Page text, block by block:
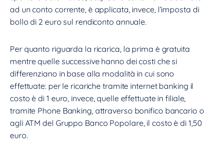
ad un conto corrente, è applicata, invece, l’imposta di
bollo di 2 euro sul rendiconto annuale.
Per quanto riguarda la ricarica, la prima è gratuita
mentre quelle successive hanno dei costi che si
differenziano in base alla modalità in cui sono
effettuate: per le ricariche tramite internet banking il
costo è di 1 euro, invece, quelle effettuate in filiale,
tramite Phone Banking, attraverso bonifico bancario o
agli ATM del Gruppo Banco Popolare, il costo è di 1,50
euro.